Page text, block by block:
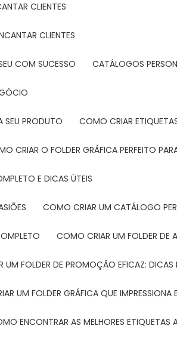
CLIENTES
CLIENTES
COM SUCESSO CATÁLOGOS
SEU PRODUTO COMO CRIAR
CRIAR O FOLDER GRÁFICA PERFEITO
E DICAS ÚTEIS
COMO CRIAR UM CATÁLOGO
COMO CRIAR UM FOLDER DE
UM FOLDER DE PROMOÇÃO EFICAZ: DICAS
UM FOLDER GRÁFICA QUE IMPRESSIONA
ENCONTRAR AS MELHORES ETIQUETAS